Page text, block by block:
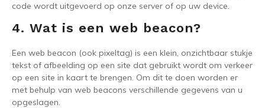
code wordt uitgevoerd op onze server of op uw device.
4. Wat is een web beacon?
Een web beacon (ook pixeltag) is een klein, onzichtbaar stukje
tekst of afbeelding op een site dat gebruikt wordt om verkeer
op een site in kaart te brengen. Om dit te doen worden er
met behulp van web beacons verschillende gegevens van u
opgeslagen.